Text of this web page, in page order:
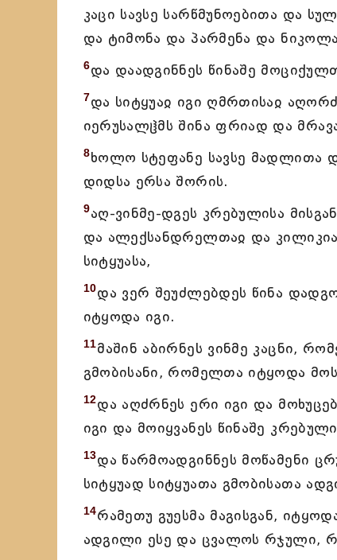
კაცი სავსე სარწმუნოებითა და
და ტიმონა და პარმენა და
6და დაადგინნეს წინაშე
7და სიტყუაჲ იგი ღმრთისაჲ
იერუსალჱმს შინა ფრიად და
8ხოლო სტეფანე სავსე მადლითა
დიდსა ერსა შორის.
9აღ-ვინმე-დგეს კრებულისა
და ალექსანდრელთაჲ და
სიტყუასა,
10და ვერ შეუძლებდეს წინა
იტყოდა იგი.
11მაშინ აბირნეს ვინმე კაცნი,
გმობისანი, რომელთა იტყოდა
12და აღძრნეს ერი იგი და
იგი და მოიყვანეს წინაშე
13და წარმოადგინნეს მოწამენი
სიტყუად სიტყუათა გმობისათა
14რამეთუ გუესმა მაგისგან,
ადგილი ესე და ცვალოს რჯული,